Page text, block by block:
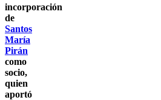
incorporación
de
Santos
María
Pirán
como
socio,
quien
aportó